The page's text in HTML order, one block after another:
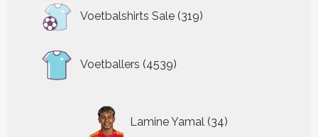
Voetbalshirts Sale 319
319
producten
Voetballers 4539
producten
Lamine Yamal 34
producten